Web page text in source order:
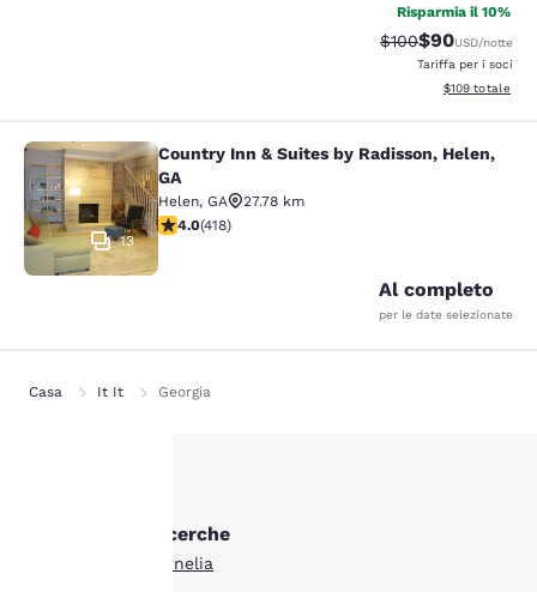
Risparmia il 10%
Tariffa di
$100Tariffa
$90USD/notte
Tariffa per i soci
Visualizza i
$109 totale
Country Inn & Suites by Radisson,
13
Country Inn & Suites by Radisson, Helen,
GA
Helen, GA
27.78 km
Valutazione di 4.02 stelle. Molto buono. 418 recensioni
4.0(418)
Al completo
per le date selezionate
Casa It It Georgia
Altre Cornelia ricerche
Tutti gli hotel a Cornelia